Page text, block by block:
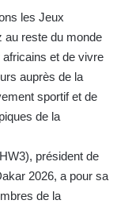
les Jeux
au reste du monde
africains et de vivre
auprès de la
sportif et de
de la
), président de
2026, a pour sa
de la